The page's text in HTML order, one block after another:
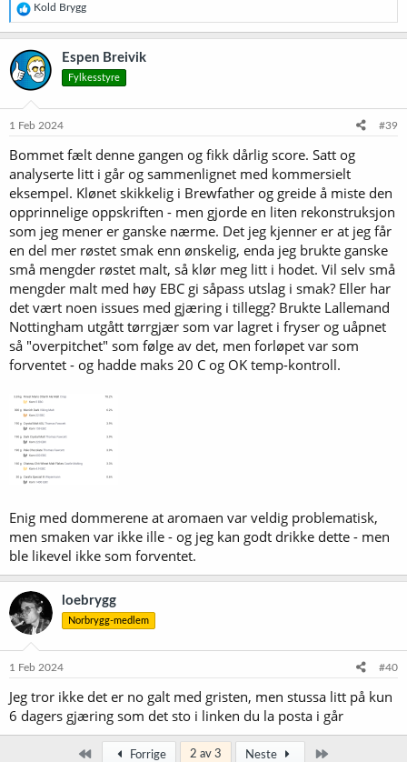
R
e
a
k
s
j
o
e
:
Kold Brygg
Espen Breivik
Fylkesstyre
1 Feb 2024 #39
Bommet fælt denne gangen og fikk dårlig score. Satt og
analyserte litt i går og sammenlignet med kommersielt
eksempel. Klønet skikkelig i Brewfather og greide å miste den
opprinnelige oppskriften - men gjorde en liten rekonstruksjon
som jeg mener er ganske nærme. Det jeg kjenner er at jeg får
en del mer røstet smak enn ønskelig, enda jeg brukte ganske
små mengder røstet malt, så klør meg litt i hodet. Vil selv små
mengder malt med høy EBC gi såpass utslag i smak? Eller har
det vært noen issues med gjæring i tillegg? Brukte Lallemand
Nottingham utgått tørrgjær som var lagret i fryser og uåpnet
så "overpitchet" som følge av det, men forløpet var som
forventet - og hadde maks 20 C og OK temp-kontroll.
Enig med dommerene at aromaen var veldig problematisk,
men smaken var ikke ille - og jeg kan godt drikke dette - men
ble likevel ikke som forventet.
loebrygg
Norbrygg-medlem
1 Feb 2024 #40
Jeg tror ikke det er no galt med gristen, men stussa litt på kun
6 dagers gjæring som det sto i linken du la posta i går
Først Forrige 2 av 3 Neste